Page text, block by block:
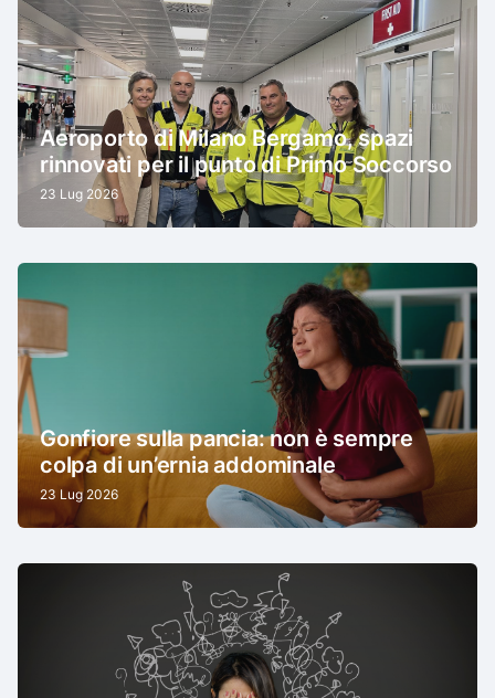
Aeroporto di Milano Bergamo, spazi
rinnovati per il punto di Primo Soccorso
23 Lug 2026
Gonfiore sulla pancia: non è sempre
colpa di un’ernia addominale
23 Lug 2026